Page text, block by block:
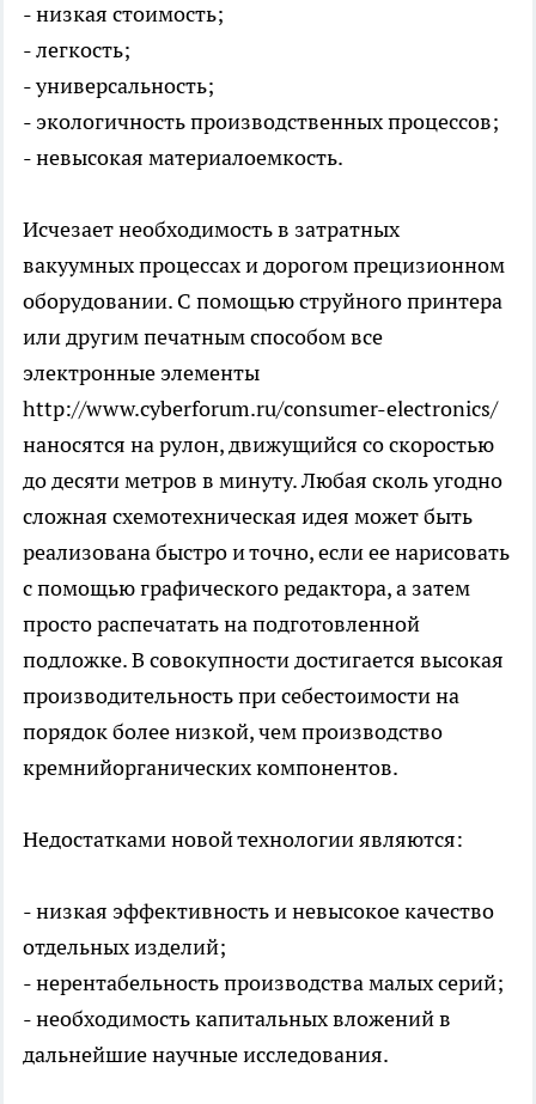
- низкая стоимость;
- легкость;
- универсальность;
- экологичность производственных процессов;
- невысокая материалоемкость.
Исчезает необходимость в затратных
вакуумных процессах и дорогом прецизионном
оборудовании. С помощью струйного принтера
или другим печатным способом все
электронные элементы
http://www.cyberforum.ru/consumer-electronics/
наносятся на рулон, движущийся со скоростью
до десяти метров в минуту. Любая сколь угодно
сложная схемотехническая идея может быть
реализована быстро и точно, если ее нарисовать
с помощью графического редактора, а затем
просто распечатать на подготовленной
подложке. В совокупности достигается высокая
производительность при себестоимости на
порядок более низкой, чем производство
кремнийорганических компонентов.
Недостатками новой технологии являются:
- низкая эффективность и невысокое качество
отдельных изделий;
- нерентабельность производства малых серий;
- необходимость капитальных вложений в
дальнейшие научные исследования.